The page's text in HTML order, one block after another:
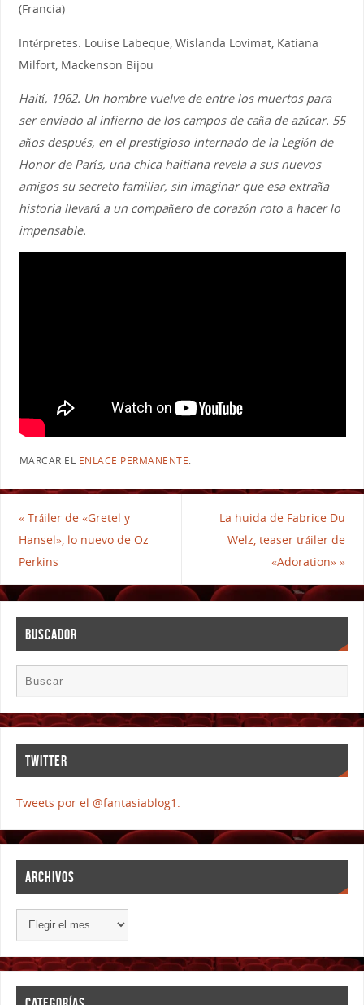
(Francia)
Intérpretes: Louise Labeque, Wislanda Lovimat, Katiana
Milfort, Mackenson Bijou
Haití, 1962. Un hombre vuelve de entre los muertos para
ser enviado al infierno de los campos de caña de azúcar. 55
años después, en el prestigioso internado de la Legión de
Honor de París, una chica haitiana revela a sus nuevos
amigos su secreto familiar, sin imaginar que esa extraña
historia llevará a un compañero de corazón roto a hacer lo
impensable.
MARCAR EL ENLACE PERMANENTE.
«Tráiler de «Gretel y
Hansel», lo nuevo de Oz
Perkins
La huida de Fabrice Du
Welz, teaser tráiler de
«Adoration»»
BUSCADOR
TWITTER
Tweets por el @fantasiablog1.
ARCHIVOS